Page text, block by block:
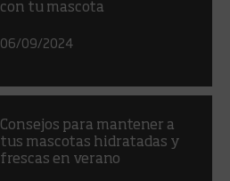
con tu mascota
06/09/2024
Consejos para mantener a
tus mascotas hidratadas y
frescas en verano